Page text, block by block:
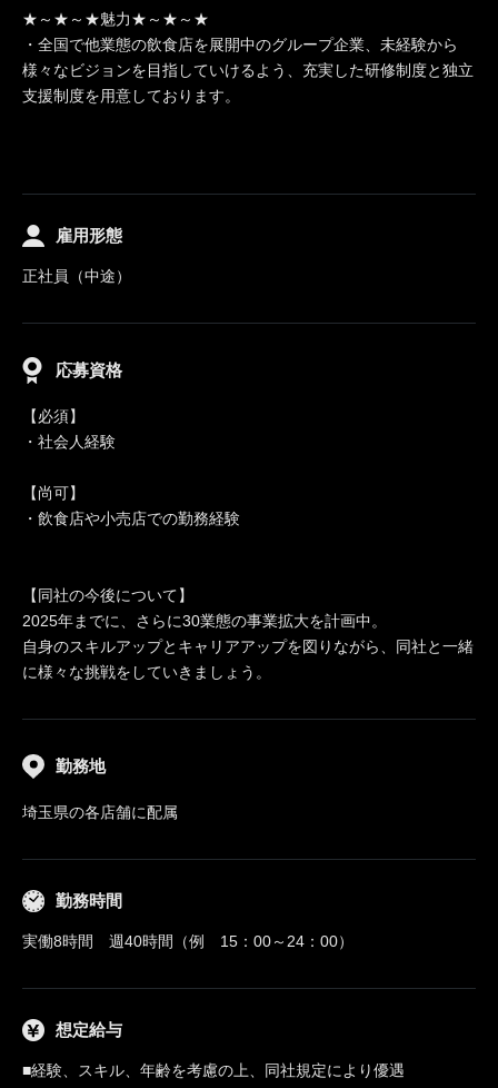
★～★～★魅力★～★～★
・全国で他業態の飲食店を展開中のグループ企業、未経験から
様々なビジョンを目指していけるよう、充実した研修制度と独立
支援制度を用意しております。
雇用形態
正社員（中途）
応募資格
【必須】
・社会人経験
【尚可】
・飲食店や小売店での勤務経験
【同社の今後について】
2025年までに、さらに30業態の事業拡大を計画中。
自身のスキルアップとキャリアアップを図りながら、同社と一緒
に様々な挑戦をしていきましょう。
勤務地
埼玉県の各店舗に配属
勤務時間
実働8時間 週40時間（例 15：00～24：00）
想定給与
■経験、スキル、年齢を考慮の上、同社規定により優遇